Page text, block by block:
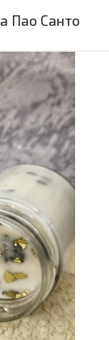
Пао Санто